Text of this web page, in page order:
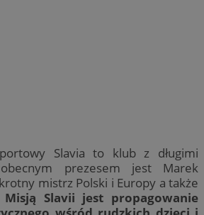
Slavia to klub z długimi
prezesem jest Marek
mistrz Polski i Europy a także
Misją Slavii jest propagowanie